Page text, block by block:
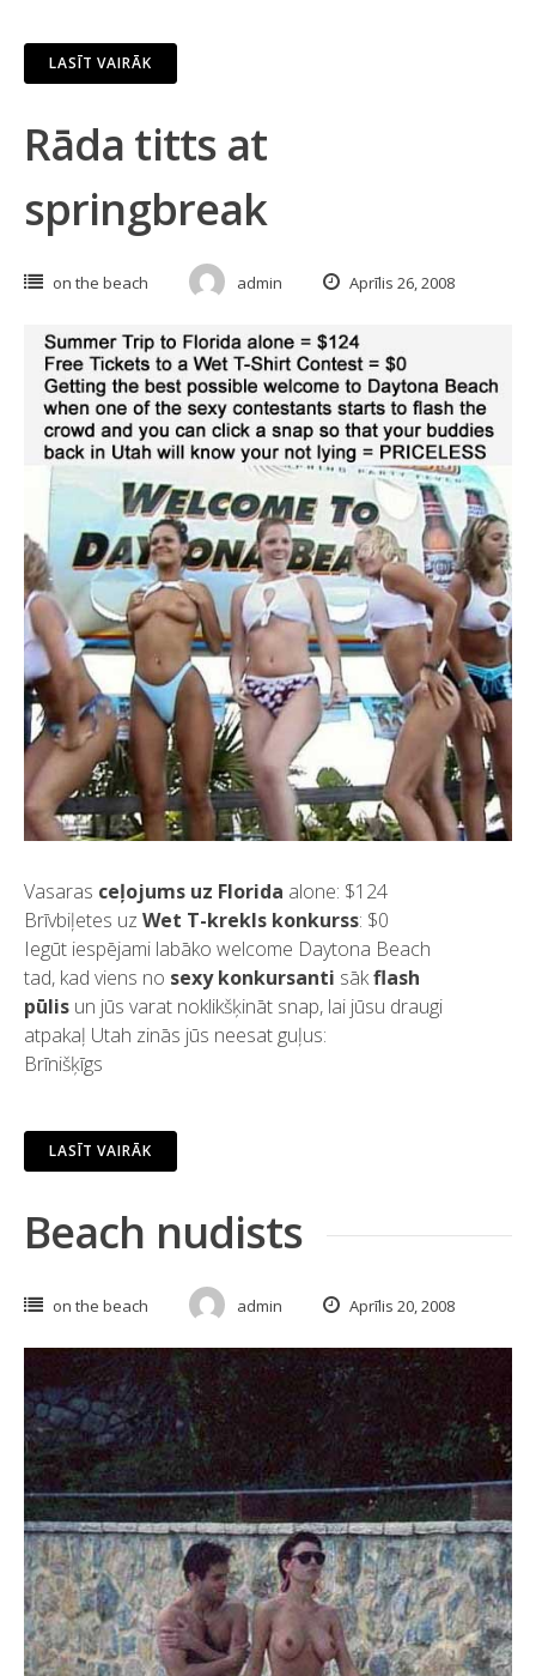
LASĪT VAIRĀK
Rāda titts at
springbreak
on the beach admin Aprīlis 26, 2008
Vasaras ceļojums uz Florida alone: $124
Brīvbiļetes uz Wet T-krekls konkurss: $0
Iegūt iespējami labāko welcome Daytona Beach
tad, kad viens no sexy konkursanti sākflash
pūlis un jūs varat noklikšķināt snap, lai jūsu draugi
atpakaļ Utah zinās jūs neesat guļus:
Brīnišķīgs
LASĪT VAIRĀK
Beach nudists
on the beach admin Aprīlis 20, 2008